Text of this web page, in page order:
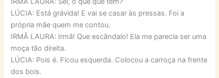
LÚCIA: Está grávida! E vai se casar às pressas. Foi a
própria mãe quem me contou.
IRMÃ LAURA: Irmã! Que escândalo! Ela me parecia ser uma
moça tão direita.
LÚCIA: Pois é. Ficou esquerda. Colocou a carroça na frente
dos bois.